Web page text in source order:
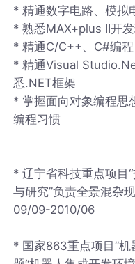
* 精通数字电路、模拟
* 熟悉MAX+plus II开
* 精通C/C++、C#编
* 精通Visual
悉.NET框架
* 掌握面向对象编程思
编程习惯
* 辽宁省科技重点项目
与研究”负责全景混杂
09/09-2010/06
* 国家863重点项目“机